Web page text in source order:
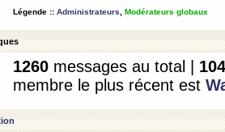
Légende :: Administrateurs Modérateurs globaux
1260 messages au total | 104
membre le plus récent est